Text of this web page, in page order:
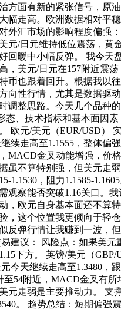
方面有新的紧张信号，原
幅走高。欧洲数据相对平
外汇市场的影响程度偏强
元/日元维持低位震荡，黄
回暖中小幅反弹。 我今天
，美元/日元在157附近震
币也跟着回升。根据我以
向性行情，尤其是数据驱
调整思路。今天几个品种
态、技术指标和基本面因素
欧元/美元（EUR/USD）
续走高至1.1555，整体偏
MACD金叉动能增强，价
虽不算特别强，但美元走
1.1530，阻力1.1585-
观察能否突破1.16关口。
，欧元自身基本面还不算
，这个位置我更倾向于轻
反弹行情让我赚到一波，
建议： 风险点：如果美元
下方。 英镑/美元（GBP/
元今天继续走高至1.3480，
至54附近，MACD金叉有所
元走弱是主要推动力。 支撑
。 趋势总结：短期偏强